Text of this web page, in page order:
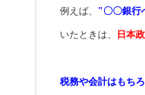
例えば、 "〇〇銀行
いたときは、 日本
税務や会計はもち